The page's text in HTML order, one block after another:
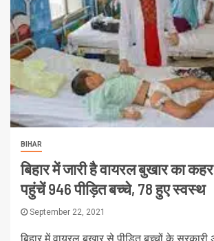
BIHAR
बिहार में जारी है वायरल बुखार का
पहुंचें 946 पीड़ित बच्चे, 78 हुए स्वस्थ
September 22, 2021